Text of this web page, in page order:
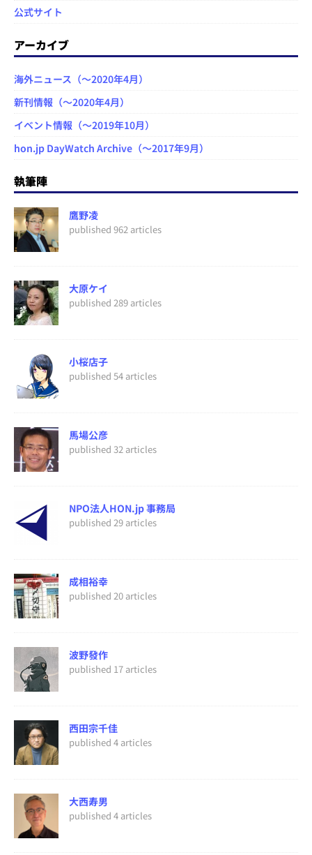
公式サイト
アーカイブ
海外ニュース（～2020年4月）
新刊情報（～2020年4月）
イベント情報（～2019年10月）
hon.jp DayWatch Archive（～2017年9月）
執筆陣
鷹野凌
published 962 articles
大原ケイ
published 289 articles
小桜店子
published 54 articles
馬場公彦
published 32 articles
NPO法人HON.jp 事務局
published 29 articles
成相裕幸
published 20 articles
波野發作
published 17 articles
西田宗千佳
published 4 articles
大西寿男
published 4 articles